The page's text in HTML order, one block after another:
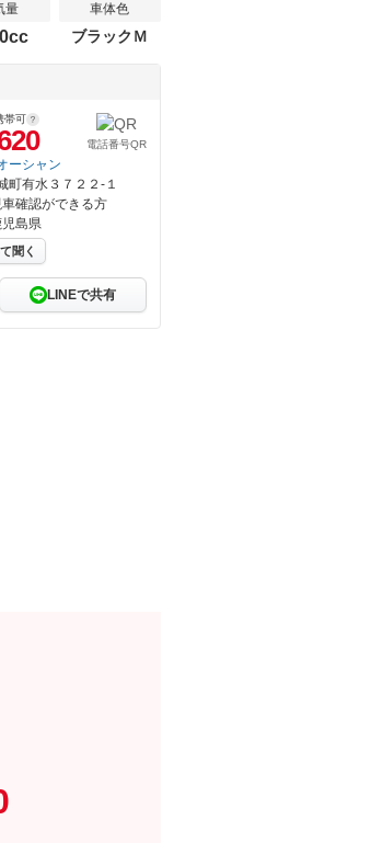
量 車体色
ブラックＭ
帯可
電話番号QR
ーシャン
町有水３７２２‐１
確認ができる方
島県
聞く
LINEで共有